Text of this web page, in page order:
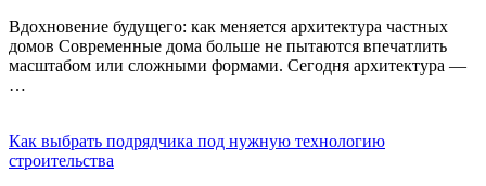
Вдохновение будущего: как меняется архитектура частных
домов Современные дома больше не пытаются впечатлить
масштабом или сложными формами. Сегодня архитектура —
…
Как выбрать подрядчика под нужную технологию
строительства